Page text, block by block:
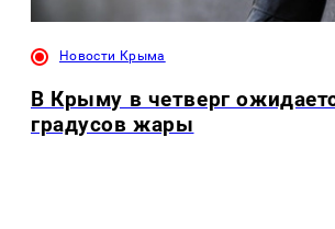
Новости Крыма
В Крыму в четверг
градусов жары